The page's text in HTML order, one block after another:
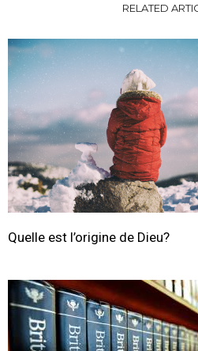
RELATED
Quelle est l’origine de Dieu?